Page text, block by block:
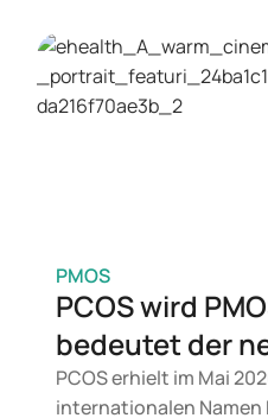
Behandlung für Sie
ein Arzt auf Basis Ihrer
Verfassung, Ihres BMI
PMOS
PCOS wird
bedeutet der
PCOS erhielt im Mai
internationalen Namen